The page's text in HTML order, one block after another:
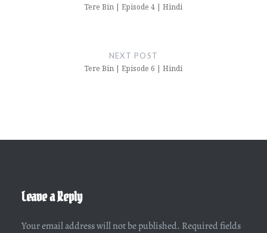
Tere Bin | Episode 4 | Hindi
NEXT POST
Tere Bin | Episode 6 | Hindi
Leave a Reply
Your email address will not be published. Required fields